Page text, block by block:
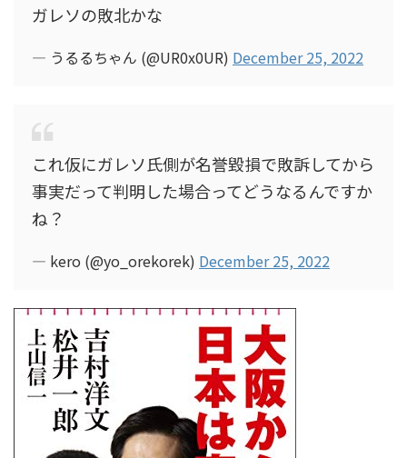
ガレソの敗北かな
— うるるちゃん (@UR0x0UR) December 25, 2022
これ仮にガレソ氏側が名誉毀損で敗訴してから
事実だって判明した場合ってどうなるんですか
ね？
— kero (@yo_orekorek) December 25, 2022